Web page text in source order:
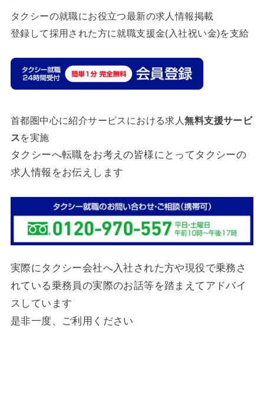
タクシーの就職にお役立つ最新の求人情報掲載
登録して採用された方に就職支援金(入社祝い金)を支給
首都圏中心に紹介サービスにおける求人無料支援サービ
スを実施
タクシーへ転職をお考えの皆様にとってタクシーの
求人情報をお伝えします
実際にタクシー会社へ入社された方や現役で乗務さ
れている乗務員の実際のお話等を踏まえてアドバイ
スしています
是非一度、ご利用ください